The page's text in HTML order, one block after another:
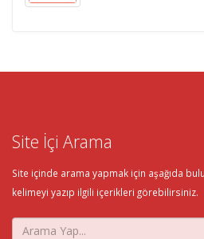
Site İçi Arama
Site içinde arama yapmak için aşağıda
kelimeyi yazıp ilgili içerikleri görebilirsiniz.